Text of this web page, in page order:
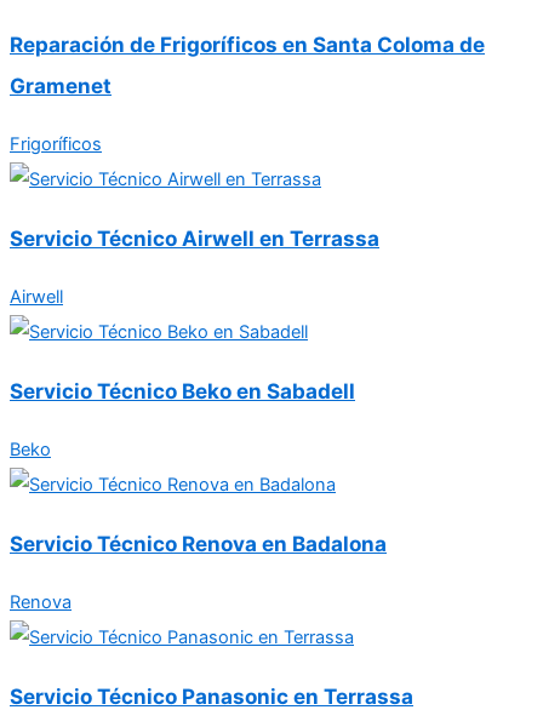
Reparación de Frigoríficos en Santa Coloma de
Gramenet
Frigoríficos
Servicio Técnico Airwell en Terrassa
Airwell
Servicio Técnico Beko en Sabadell
Beko
Servicio Técnico Renova en Badalona
Renova
Servicio Técnico Panasonic en Terrassa